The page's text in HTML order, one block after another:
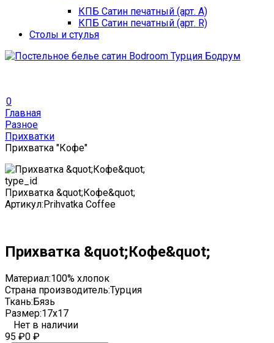
КПБ Сатин печатный (арт. A)
КПБ Сатин печатный (арт. R)
Столы и стулья
0
Главная
Разное
Прихватки
Прихватка "Кофе"
type_id
Прихватка &quot;Кофе&quot;
Артикул:Prihvatka Coffee
Прихватка &quot;Кофе&quot;
Материал:100% хлопок
Страна производитель:Турция
Ткань:Бязь
Размер:17x17
Нет в наличии
95 ₽0 ₽